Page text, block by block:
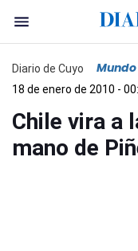
Diario de Cuyo Mundo
18 de enero de 2010 -
Chile vira a
mano de